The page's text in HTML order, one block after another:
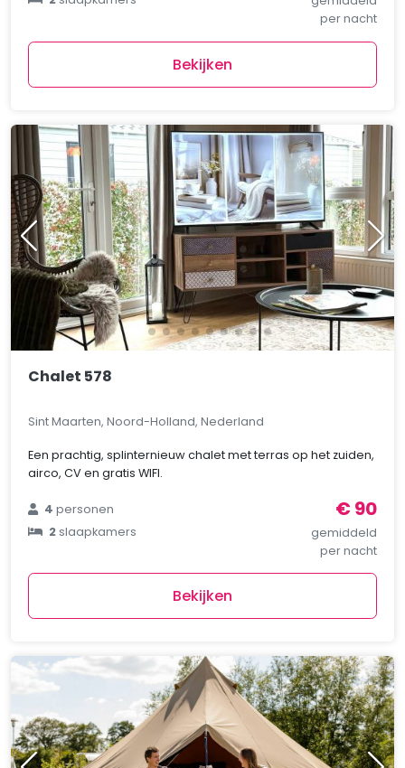
per nacht
Bekijken
Chalet 578
Sint Maarten, Noord-Holland, Nederland
Een prachtig, splinternieuw chalet met terras op het zuiden,
airco, CV en gratis WIFI.
4personen
2slaapkamers
€ 90
gemiddeld
per nacht
Bekijken